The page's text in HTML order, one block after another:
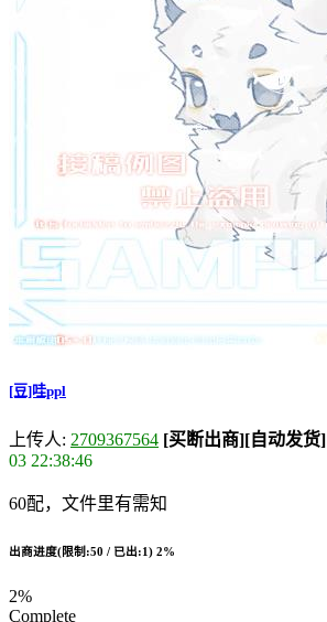
[豆]哇ppl
上传人: 2709367564 [买断出商][自动发货]
03 22:38:46
60配，文件里有需知
出商进度(限制:50 / 已出:1) 2%
2%
Complete